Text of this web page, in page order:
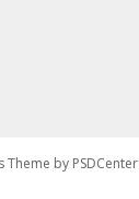
Theme by PSDCenter